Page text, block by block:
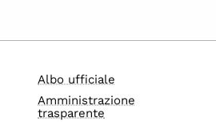
Albo ufficiale
Amministrazione
trasparente